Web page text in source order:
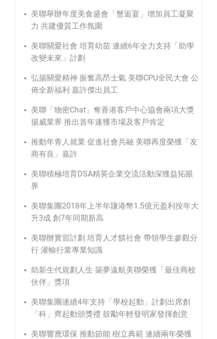
美聯舉辦年度美食盛會「蟹逅宴」增加員工凝聚
力 共建優質工作氛圍
美聯關愛社會 培育幼苗 連續6年全力支持「助學
改變未來」計劃
弘揚關愛精神 振奮高昂士氣 美聯CPU全民大會 公
佈全新福利 嘉許傑出員工
美聯「物密Chat」奪香港客戶中心協會兩項大獎
揚威業界 推出首年速獲市場及客戶肯定
推動年青人就業 促進社會共融 美聯再度榮獲「友
商有良」嘉許
美聯積極培育DSA精英企業交流活動深獲益拓眼
界
美聯集團2018年上半年賺港幣1.5億元盈利按年大
升3成 創7年同期新高
美聯辦實習計劃 培育人才饋社會 帶領學生參觀分
行 灌輸行業專業知識
助新生代規劃人生 築夢遠航美聯榮獲「最佳商校
伙伴」獎項
美聯集團連續4年支持「學校起動」計劃出席創
「科」齊起動頒獎禮 鼓勵年輕發明家發揮創意
美聯響應環保 推動節能 樹立典範 連續兩年榮獲